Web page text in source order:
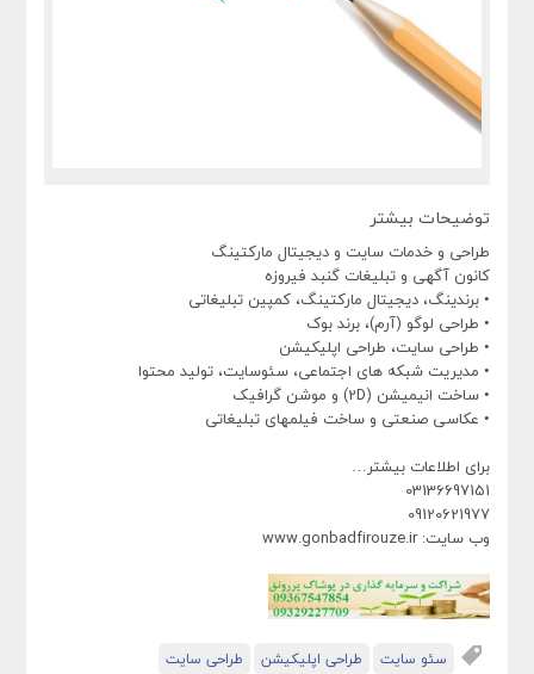
توضیحات بیشتر
طراحی و خدمات سایت و دیجیتال مارکتینگ
کانون آگهی و تبلیغات گنبد فیروزه
• برندینگ، دیجیتال مارکتینگ، کمپین تبلیغاتی
• طراحی لوگو (آرم)، برند بوک
• طراحی سایت، طراحی اپلیکیشن
• مدیریت شبکه های اجتماعی، سئوسایت، تولید محتوا
• ساخت انیمیشن (2D) و موشن گرافیک
• عکاسی صنعتی و ساخت فیلمهای تبلیغاتی
برای اطلاعات بیشتر…
03136697151
09120621977
وب سایت: www.gonbadfirouze.ir
سئو سایت طراحی اپلیکیشن طراحی سایت